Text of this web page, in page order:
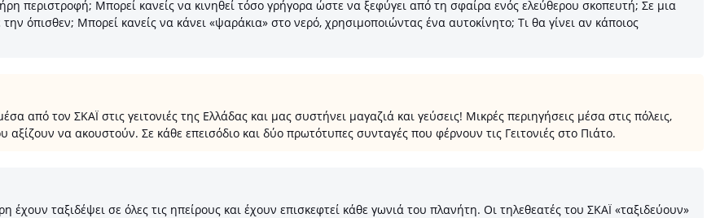
περιστροφή; Μπορεί κανείς να κινηθεί τόσο γρήγορα ώστε να ξεφύγει από τη σφαίρα ενός ελεύθερου σκοπευτή; Σε μια
όπισθεν; Μπορεί κανείς να κάνει «ψαράκια» στο νερό, χρησιμοποιώντας ένα αυτοκίνητο; Τι θα γίνει αν κάποιος
από τον ΣΚΑΪ στις γειτονιές της Ελλάδας και μας συστήνει μαγαζιά και γεύσεις! Μικρές περιηγήσεις μέσα στις πόλεις,
αξίζουν να ακουστούν. Σε κάθε επεισόδιο και δύο πρωτότυπες συνταγές που φέρνουν τις Γειτονιές στο Πιάτο.
ταξιδέψει σε όλες τις ηπείρους και έχουν επισκεφτεί κάθε γωνιά του πλανήτη. Οι τηλεθεατές του ΣΚΑΪ «ταξιδεύουν»